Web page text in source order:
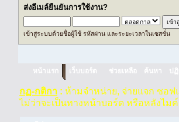
ส่งอีเมล์ยืนยันการใช้งาน?
เข้าสู่ระบบด้วยชื่อผู้ใช้ รหัสผ่าน และระยะเวลาในเซสชั่น
หน้าแรก เว็บบอร์ด ช่วยเหลือ ค้นหา ป
กฏ-กติกา : ห้ามจำหน่าย, จ่ายแจก ซอฟ
ไม่ว่าจะเป็นทางหน้าบอร์ด หรือหลังไม